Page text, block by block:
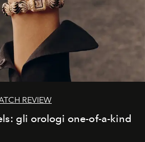
REVIEW
gli orologi one-of-a-kind